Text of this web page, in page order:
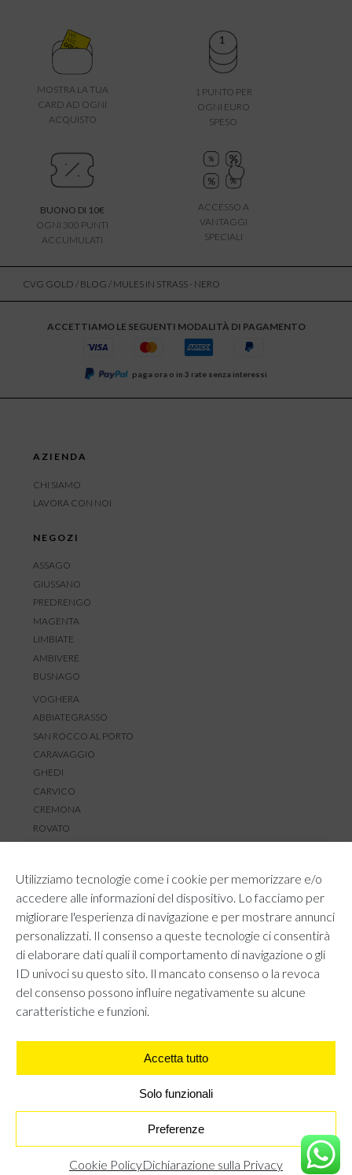
Utilizziamo tecnologie come i cookie per memorizzare e/o
accedere alle informazioni del dispositivo. Lo facciamo per
migliorare l'esperienza di navigazione e per mostrare annunci
personalizzati. Il consenso a queste tecnologie ci consentirà
di elaborare dati quali il comportamento di navigazione o gli
ID univoci su questo sito. Il mancato consenso o la revoca
del consenso possono influire negativamente su alcune
caratteristiche e funzioni.
Accetta tutto
Solo funzionali
Preferenze
Cookie PolicyDichiarazione sulla Privacy
MULES IN STRASS - NERO
0,00
TROVA IL NEGOZIO PIÙ VICINO
MOSTRA LA TUA
CARD AD OGNI
ACQUISTO
1 PUNTO PER
OGNI EURO
SPESO
BUONO DI 10€
OGNI 300 PUNTI
ACCUMULATI
ACCESSO A
VANTAGGI
SPECIALI
CVG GOLD / BLOG / MULES IN STRASS - NERO
ACCETTIAMO LE SEGUENTI MODALITÀ DI PAGAMENTO
paga ora o in 3 rate senza interessi
AZIENDA
CHI SIAMO
LAVORA CON NOI
NEGOZI
ASSAGO
GIUSSANO
PREDRENGO
MAGENTA
LIMBIATE
AMBIVERE
BUSNAGO
VOGHERA
ABBIATEGRASSO
SAN ROCCO AL PORTO
CARAVAGGIO
GHEDI
CARVICO
CREMONA
ROVATO
RESI E RIMBORSI
REGOLAMENTO LOYALTY
CONTATTACI
PRIVACY POLICY COOKIE POLICY
UNI GRUPPO S.R.L - Viale Angelo Filippetti 24, 20122 Milano.
All right reserved P.IVA 10405840967